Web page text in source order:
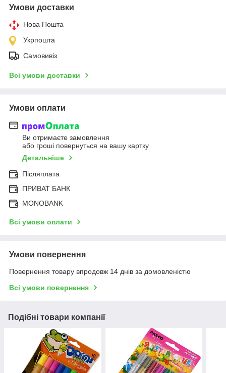
Умови доставки
Нова Пошта
Укрпошта
Самовивіз
Всі умови доставки
Умови оплати
Ви отримаєте замовлення
або гроші повернуться на вашу картку
Детальніше
Післяплата
ПРИВАТ БАНК
MONOBANK
Всі умови оплати
Умови повернення
Повернення товару впродовж 14 днів за домовленістю
Всі умови повернення
Подібні товари компанії